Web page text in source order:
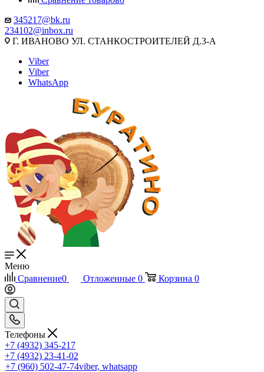
345217@bk.ru
234102@inbox.ru
Г. ИВАНОВО УЛ. СТАНКОСТРОИТЕЛЕЙ Д.3-А
Viber
Viber
WhatsApp
Меню
Сравнение0 Отложенные 0 Корзина 0
Телефоны
+7 (4932) 345-217
+7 (4932) 23-41-02
+7 (960) 502-47-74viber, whatsapp